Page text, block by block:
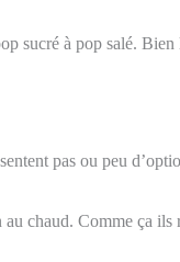
sucré à pop salé.
pas ou peu
chaud. Comme ça ils